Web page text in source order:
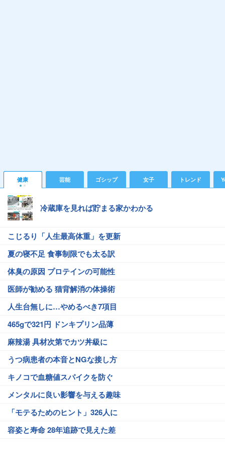
健康 芸能 ゴシップ 女子 トレンド
冷蔵庫を見れば貯まる家かわかる
こじるり「人生最高体重」を更新
夏の寝不足 食事制限でも太る訳
体臭の原因 プロテインの可能性
医師が勧める 猫背解消の体操術
人生台無しに…やめるべき7項目
465gで321円 ドンキプリン品薄
麻辣湯 具材次第でカツ丼級に
うつ病患者の本音とNGな接し方
キノコで血糖値スパイクを防ぐ
メンタルに良い影響を与える趣味
「モテるためのヒント」326人に
容姿と寿命 28年追跡で見えた差